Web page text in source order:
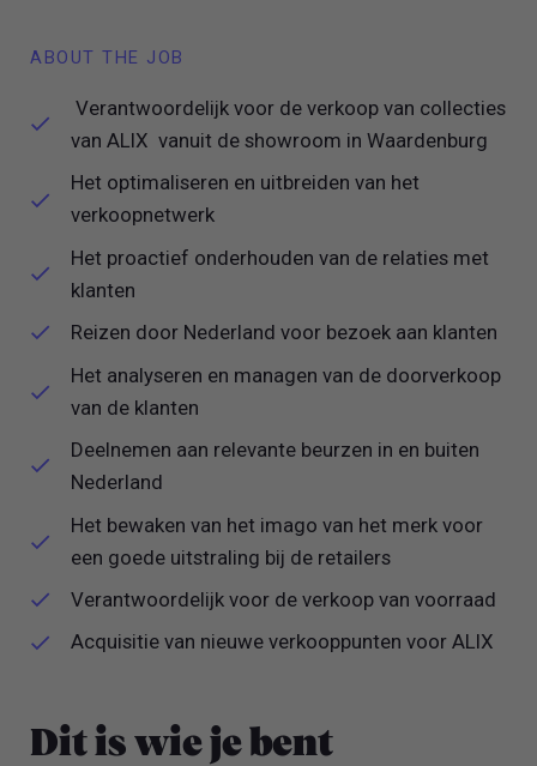
ABOUT THE JOB
Verantwoordelijk voor de verkoop van collecties
van ALIX vanuit de showroom in Waardenburg
Het optimaliseren en uitbreiden van het
verkoopnetwerk
Het proactief onderhouden van de relaties met
klanten
Reizen door Nederland voor bezoek aan klanten
Het analyseren en managen van de doorverkoop
van de klanten
Deelnemen aan relevante beurzen in en buiten
Nederland
Het bewaken van het imago van het merk voor
een goede uitstraling bij de retailers
Verantwoordelijk voor de verkoop van voorraad
Acquisitie van nieuwe verkooppunten voor ALIX
Dit is wie je bent